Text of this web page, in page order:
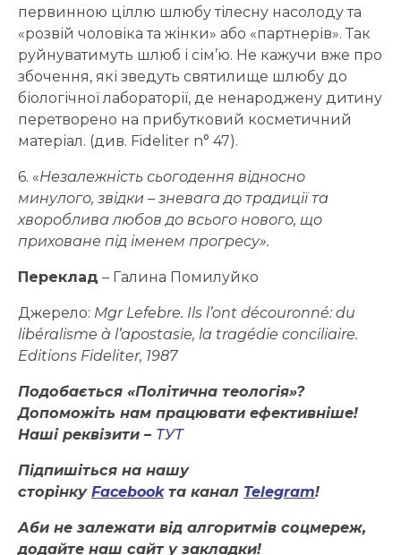
первинною ціллю шлюбу тілесну насолоду та
«розвій чоловіка та жінки» або «партнерів». Так
руйнуватимуть шлюб і сім’ю. Не кажучи вже про
збочення, які зведуть святилище шлюбу до
біологічної лабораторії, де ненароджену дитину
перетворено на прибутковий косметичний
матеріал. (див. Fideliter n° 47).
6. «Незалежність сьогодення відносно
минулого, звідки – зневага до традиції та
хвороблива любов до всього нового, що
приховане під іменем прогресу».
Переклад – Галина Помилуйко
Джерело: Mgr Lefebre. Ils l’ont découronné: du
libéralisme à l’apostasie, la tragédie conciliaire.
Editions Fideliter, 1987
Подобається «Політична теологія»?
Допоможіть нам працювати ефективніше!
Наші реквізити – ТУТ
Підпишіться на нашу
сторінку Facebookта канал Telegram!
Аби не залежати від алгоритмів соцмереж,
додайте наш сайт у закладки!